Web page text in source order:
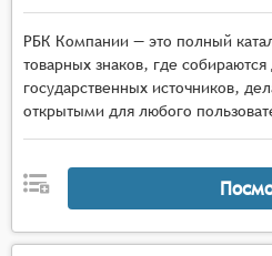
РБК Компании — это полный
товарных знаков, где
государственных источников,
открытыми для любого